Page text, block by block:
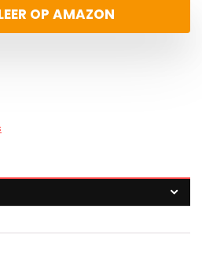
OP AMAZON